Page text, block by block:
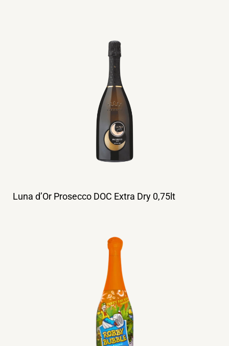
Luna d’Or Prosecco DOC Extra Dry 0,75lt